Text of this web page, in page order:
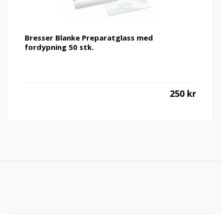
Bresser Blanke Preparatglass med
fordypning 50 stk.
250 kr